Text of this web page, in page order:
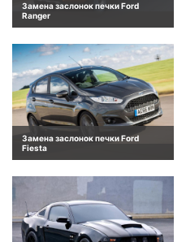
Замена заслонок печки Ford
Ranger
Замена заслонок печки Ford
Fiesta